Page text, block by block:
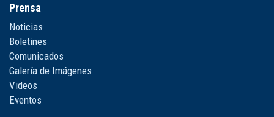
Prensa
Noticias
Boletines
Comunicados
Galería de Imágenes
Videos
Eventos